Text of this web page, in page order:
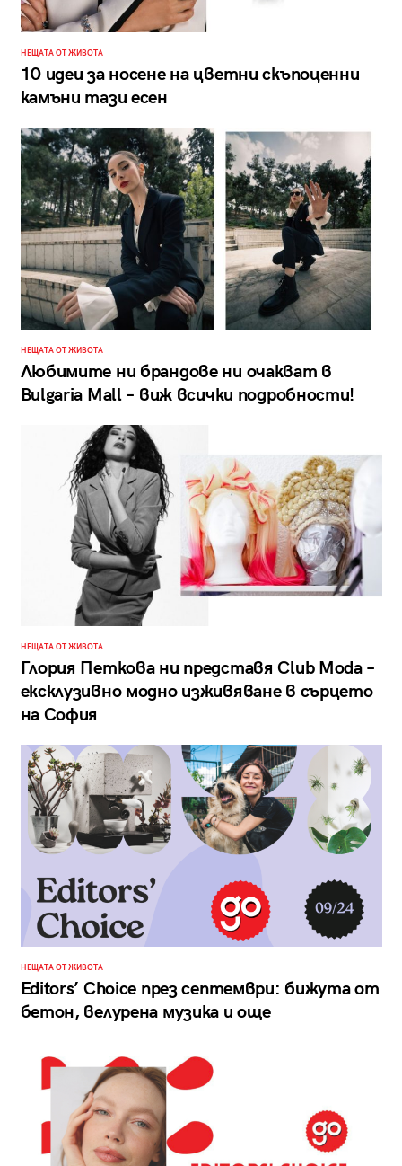
НЕЩАТА ОТ ЖИВОТА
10 идеи за носене на цветни скъпоценни
камъни тази есен
НЕЩАТА ОТ ЖИВОТА
Любимите ни брандове ни очакват в
Bulgaria Mall – виж всички подробности!
НЕЩАТА ОТ ЖИВОТА
Глория Петкова ни представя Club Moda –
ексклузивно модно изживяване в сърцето
на София
НЕЩАТА ОТ ЖИВОТА
Editors’ Choice през септември: бижута от
бетон, велурена музика и още